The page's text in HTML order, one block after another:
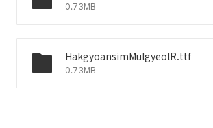
0.73MB
HakgyoansimMulgyeolR.ttf
0.73MB